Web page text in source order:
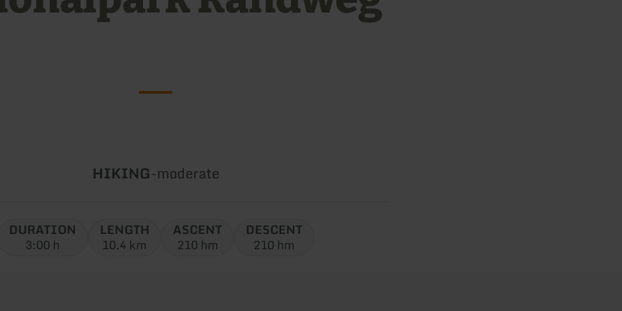
Type
HIKING-Difficulty:
moderate
DURATION
3:00 h
LENGTH
10.4 km
ASCENT
210 hm
DESCENT
210 hm